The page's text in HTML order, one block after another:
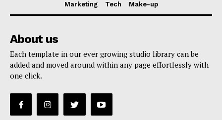
Marketing
Tech Make-up
About us
Each template in our ever growing studio library can be
added and moved around within any page effortlessly with
one click.